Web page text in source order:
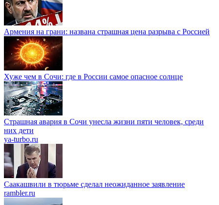
Армения на грани: названа страшная цена разрыва с Россией
Хуже чем в Сочи: где в России самое опасное солнце
Страшная авария в Сочи унесла жизни пяти человек, среди
них дети
ya-turbo.ru
Саакашвили в тюрьме сделал неожиданное заявление
rambler.ru